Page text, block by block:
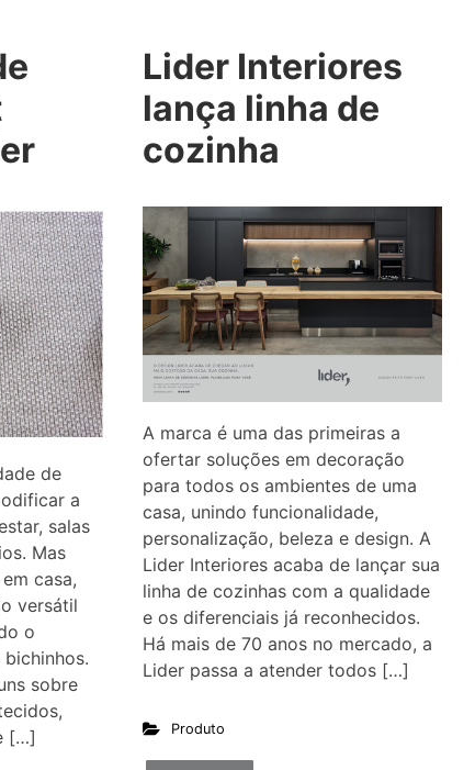
de
a
salas
Mas
casa,
versátil
o
sobre
[…]
Lider Interiores
lança linha de
cozinha
A marca é uma das primeiras a
ofertar soluções em decoração
para todos os ambientes de uma
casa, unindo funcionalidade,
personalização, beleza e design. A
Lider Interiores acaba de lançar sua
linha de cozinhas com a qualidade
e os diferenciais já reconhecidos.
Há mais de 70 anos no mercado, a
Lider passa a atender todos […]
Produto